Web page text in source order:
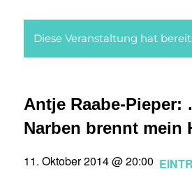
Diese Veranstaltung hat
Antje Raabe-
Narben brennt mein
11. Oktober 2014 @ 20:00